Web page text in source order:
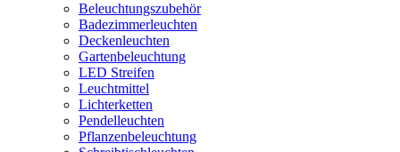
Beleuchtungszubehör
Badezimmerleuchten
Deckenleuchten
Gartenbeleuchtung
LED Streifen
Leuchtmittel
Lichterketten
Pendelleuchten
Pflanzenbeleuchtung